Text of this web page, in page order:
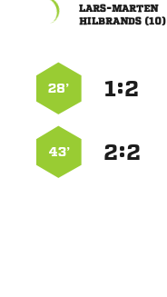

 
:
28’
:
43’